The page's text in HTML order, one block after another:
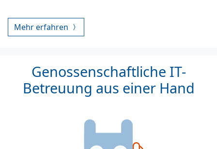
Mehr erfahren
Genossenschaftliche IT-
Betreuung aus einer Hand